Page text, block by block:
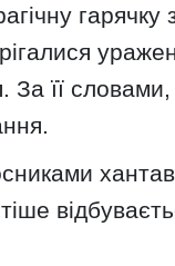
гарячку
її